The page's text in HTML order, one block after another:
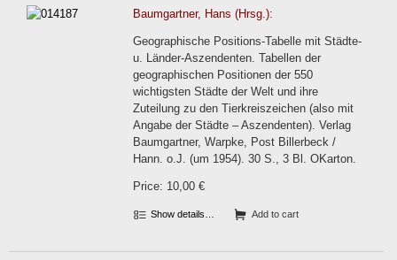
Baumgartner, Hans (Hrsg.):
Geographische Positions-Tabelle mit Städte-
u. Länder-Aszendenten. Tabellen der
geographischen Positionen der 550
wichtigsten Städte der Welt und ihre
Zuteilung zu den Tierkreiszeichen (also mit
Angabe der Städte – Aszendenten). Verlag
Baumgartner, Warpke, Post Billerbeck /
Hann. o.J. (um 1954). 30 S., 3 Bl. OKarton.
Price: 10,00 €
Show details… Add to cart